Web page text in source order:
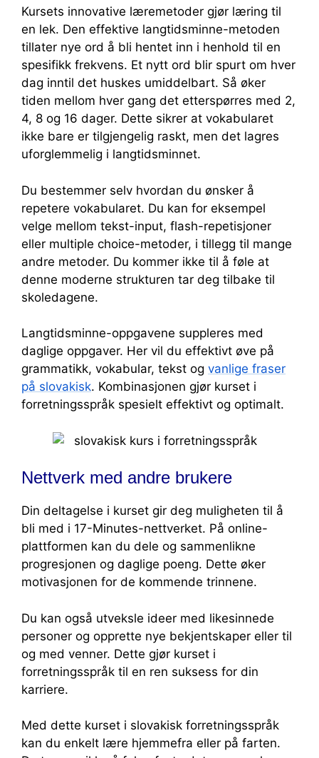
Kursets innovative læremetoder gjør læring til
en lek. Den effektive langtidsminne-metoden
tillater nye ord å bli hentet inn i henhold til en
spesifikk frekvens. Et nytt ord blir spurt om hver
dag inntil det huskes umiddelbart. Så øker
tiden mellom hver gang det etterspørres med 2,
4, 8 og 16 dager. Dette sikrer at vokabularet
ikke bare er tilgjengelig raskt, men det lagres
uforglemmelig i langtidsminnet.
Du bestemmer selv hvordan du ønsker å
repetere vokabularet. Du kan for eksempel
velge mellom tekst-input, flash-repetisjoner
eller multiple choice-metoder, i tillegg til mange
andre metoder. Du kommer ikke til å føle at
denne moderne strukturen tar deg tilbake til
skoledagene.
Langtidsminne-oppgavene suppleres med
daglige oppgaver. Her vil du effektivt øve på
grammatikk, vokabular, tekst og vanlige fraser
på slovakisk. Kombinasjonen gjør kurset i
forretningsspråk spesielt effektivt og optimalt.
Nettverk med andre brukere
Din deltagelse i kurset gir deg muligheten til å
bli med i 17-Minutes-nettverket. På online-
plattformen kan du dele og sammenlikne
progresjonen og daglige poeng. Dette øker
motivasjonen for de kommende trinnene.
Du kan også utveksle ideer med likesinnede
personer og opprette nye bekjentskaper eller til
og med venner. Dette gjør kurset i
forretningsspråk til en ren suksess for din
karriere.
Med dette kurset i slovakisk forretningsspråk
kan du enkelt lære hjemmefra eller på farten.